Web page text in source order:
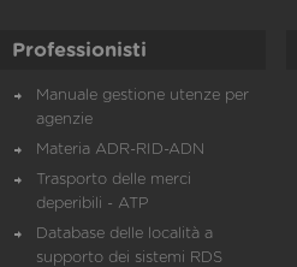
Professionisti
Manuale gestione utenze per
agenzie
Materia ADR-RID-ADN
Trasporto delle merci
deperibili - ATP
Database delle località a
supporto dei sistemi RDS